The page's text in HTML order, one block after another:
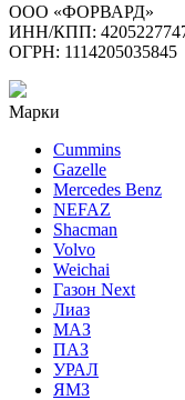
ООО «ФОРВАРД»
ИНН/КПП:
ОГРН: 1114205035845
Марки
Cummins
Gazelle
Mercedes Benz
NEFAZ
Shacman
Volvo
Weichai
Газон Next
Лиаз
МАЗ
ПАЗ
УРАЛ
ЯМЗ